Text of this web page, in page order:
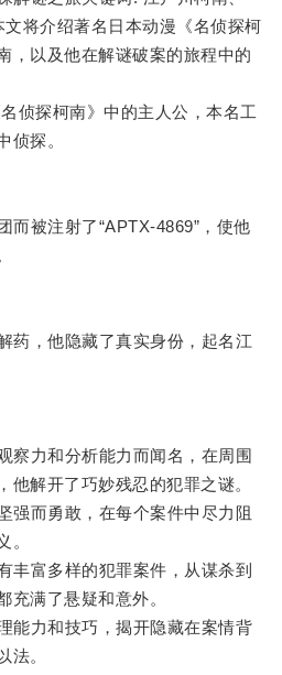
将介绍著名日本动漫《名侦探柯
，以及他在解谜破案的旅程中的
探柯南》中的主人公，本名工
侦探。
被注射了“APTX-4869”，使他
，他隐藏了真实身份，起名江
力和分析能力而闻名，在周围
他解开了巧妙残忍的犯罪之谜。
而勇敢，在每个案件中尽力阻
。
富多样的犯罪案件，从谋杀到
充满了悬疑和意外。
力和技巧，揭开隐藏在案情背
法。